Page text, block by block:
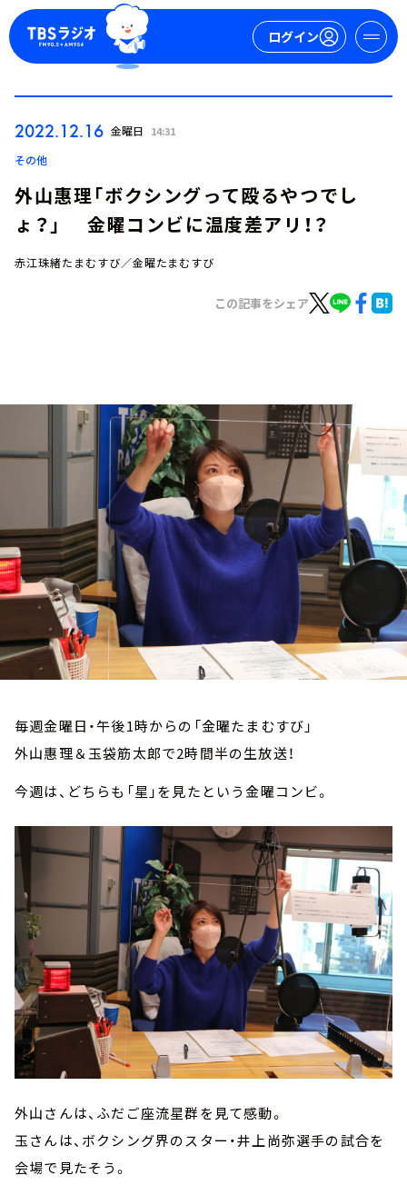
ログイン
お知らせ
イベント・グッズ
YouTube
会社情報
2022.12.16 金曜日 14:31
その他
外山惠理「ボクシングって殴るやつでし
ょ？」 金曜コンビに温度差アリ！？
赤江珠緒たまむすび／金曜たまむすび
この記事をシェア
毎週金曜日・午後1時からの「金曜たまむすび」
外山惠理＆玉袋筋太郎で2時間半の生放送！
今週は、どちらも「星」を見たという金曜コンビ。
外山さんは、ふだご座流星群を見て感動。
玉さんは、ボクシング界のスター・井上尚弥選手の試合を
会場で見たそう。